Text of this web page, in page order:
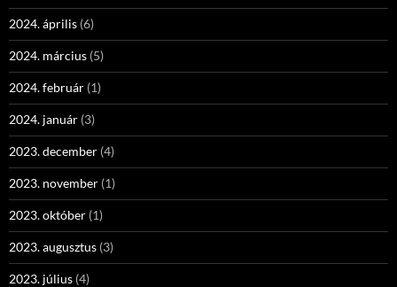
2024. április (6)
2024. március (5)
2024. február (1)
2024. január (3)
2023. december (4)
2023. november (1)
2023. október (1)
2023. augusztus (3)
2023. július (4)